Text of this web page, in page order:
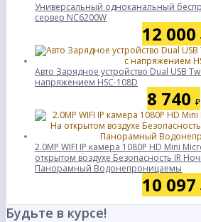
Универсальный одноканальный
сервер NC6200W
12 000
Авто Зарядное устройство Dual USB
напряжением HSC-108D
8 740 ₽
2.0MP WIFI IP камера 1080P HD Mini
открытом воздухе Безопасность IR
Панорамный Водонепроницаемы
10 097
Будьте в курсе!